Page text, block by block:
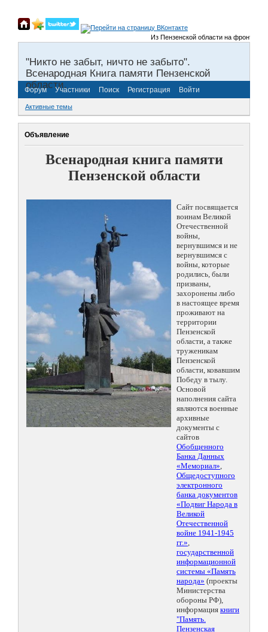
Из Пензенской области на фронты
"Никто не забыт, ничто не забыто".
Всенародная Книга памяти Пензенской
области.
Форум Участники Поиск Регистрация Войти
Активные темы
Объявление
Всенародная книга памяти
Пензенской области
Сайт посвящается
воинам Великой
Отечественной
войны,
вернувшимся и не
вернувшимся с
войны, которые
родились, были
призваны,
захоронены либо
в настоящее время
проживают на
территории
Пензенской
области, а также
труженикам
Пензенской
области, ковавшим
Победу в тылу.
Основой
наполнения сайта
являются военные
архивные
документы с
сайтов
Обобщенного
Банка Данных
«Мемориал»,
Общедоступного
электронного
банка документов
«Подвиг Народа в
Великой
Отечественной
войне 1941-1945
гг.»,
государственной
информационной
системы «Память
народа» (проекты
Министерства
обороны РФ),
информация книги
"Память.
Пензенская